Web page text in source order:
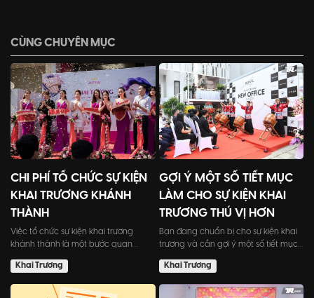
CÙNG CHUYÊN MỤC
CHI PHÍ TỔ CHỨC SỰ KIỆN
KHAI TRƯƠNG KHÁNH
THÀNH
Việc tổ chức sự kiện khai trương
khánh thành là một bước quan
Khai Trương
GỢI Ý MỘT SỐ TIẾT MỤC
LÀM CHO SỰ KIỆN KHAI
TRƯƠNG THÚ VỊ HƠN
Bạn đang chuẩn bị cho sự kiện khai
trương và cần gợi ý một số tiết mục
Khai Trương